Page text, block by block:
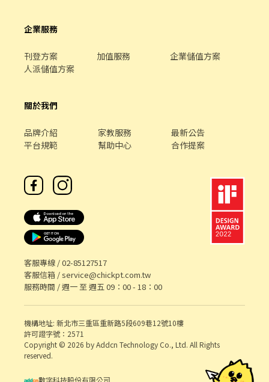
要長時間站立沒問題 ✔ 喜歡餐飲、樂於付出 【班別時段】 早班（內
場）：11:30–22:30 ※ 以上僅為概略時段，確切上班時間由店主管
安排 【應徵方式很簡單！】 1️⃣ 按下「應徵」，填寫基本資料，我們
的所有細節。 另外，為了保障大家的健康與安全，報到時需要附上
來吃一頓！〞 我們相信，喜歡這份工作的人，一定也會喜歡我們的
餐點。 只要收到面試邀約，就能拿到一張【品牌餐飲體驗券】（滿
阿爾法大家庭！我們在這裡等你 🙌
企業服務
刊登方案 加值服務
企業儲值方案
人派儲值方案
關於我們
品牌介紹 家教服務
最新公告
平台規範
幫助中心 合作提案
客服專線 /02-85127517
客服信箱 /service@chickpt.com.tw
服務時間 / 週一 至 週五 09：00 - 18：00
機構地址: 新北市三重區重新路5段609巷12號10樓
許可證字號：2571
Copyright © 2026 by Addcn Technology Co., Ltd. All Rights
reserved.
數字科技股份有限公司